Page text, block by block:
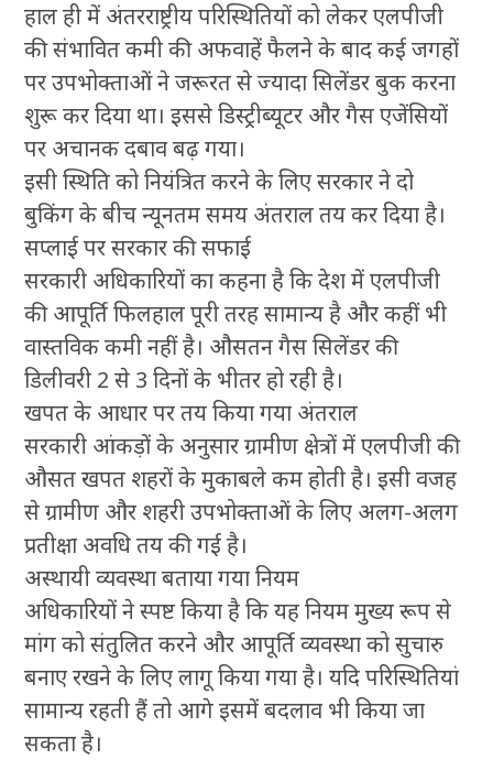
हाल ही में अंतरराष्ट्रीय परिस्थितियों को लेकर एलपीजी
की संभावित कमी की अफवाहें फैलने के बाद कई जगहों
पर उपभोक्ताओं ने जरूरत से ज्यादा सिलेंडर बुक करना
शुरू कर दिया था। इससे डिस्ट्रीब्यूटर और गैस एजेंसियों
पर अचानक दबाव बढ़ गया।
इसी स्थिति को नियंत्रित करने के लिए सरकार ने दो
बुकिंग के बीच न्यूनतम समय अंतराल तय कर दिया है।
सप्लाई पर सरकार की सफाई
सरकारी अधिकारियों का कहना है कि देश में एलपीजी
की आपूर्ति फिलहाल पूरी तरह सामान्य है और कहीं भी
वास्तविक कमी नहीं है। औसतन गैस सिलेंडर की
डिलीवरी 2 से 3 दिनों के भीतर हो रही है।
खपत के आधार पर तय किया गया अंतराल
सरकारी आंकड़ों के अनुसार ग्रामीण क्षेत्रों में एलपीजी की
औसत खपत शहरों के मुकाबले कम होती है। इसी वजह
से ग्रामीण और शहरी उपभोक्ताओं के लिए अलग-अलग
प्रतीक्षा अवधि तय की गई है।
अस्थायी व्यवस्था बताया गया नियम
अधिकारियों ने स्पष्ट किया है कि यह नियम मुख्य रूप से
मांग को संतुलित करने और आपूर्ति व्यवस्था को सुचारु
बनाए रखने के लिए लागू किया गया है। यदि परिस्थितियां
सामान्य रहती हैं तो आगे इसमें बदलाव भी किया जा
सकता है।